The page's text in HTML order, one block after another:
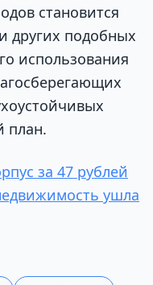
становится
подобных
использования
план.
за 47 рублей
ушла